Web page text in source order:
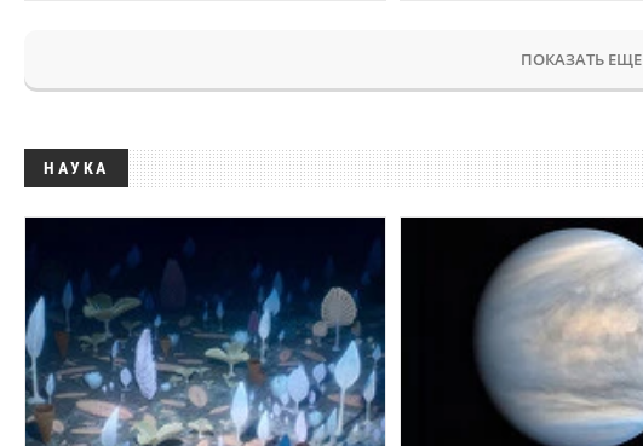
ПОКАЗАТЬ ЕЩЕ
НАУКА